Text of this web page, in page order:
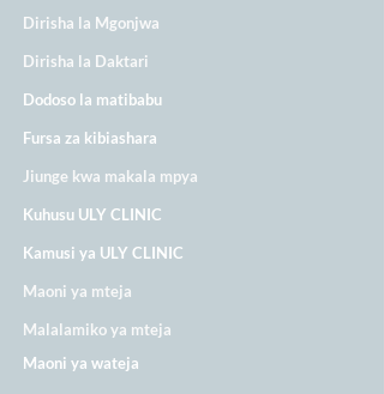
Dirisha la Mgonjwa
Dirisha la Daktari
Dodoso la matibabu
Fursa za kibiashara
Jiunge kwa makala mpya
Kuhusu ULY CLINIC
Kamusi ya ULY CLINIC
Maoni ya mteja
Malalamiko ya mteja
Maoni ya wateja